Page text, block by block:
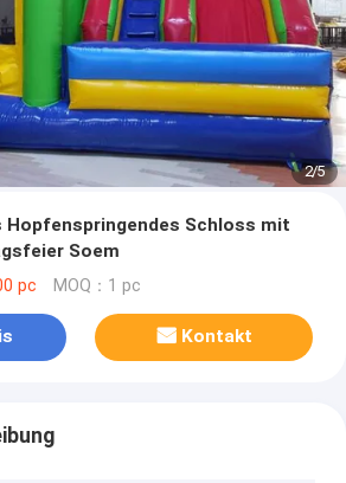
2/5
Hopfenspringendes Schloss mit
Soem
pc MOQ：1 pc
Kontakt